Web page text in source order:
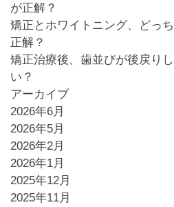
が正解？
矯正とホワイトニング、どっ
正解？
矯正治療後、歯並びが後戻り
い？
アーカイブ
2026年6月
2026年5月
2026年2月
2026年1月
2025年12月
2025年11月